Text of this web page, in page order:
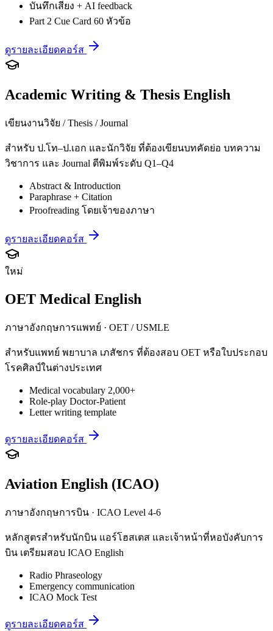
บันทึกเสียง + AI feedback
Part 2 Cue Card 60 หัวข้อ
ดูรายละเอียดคอร์ส
Academic Writing & Thesis English
เขียนงานวิจัย / Thesis / Journal
สำหรับ ป.โท–ป.เอก และนักวิจัย ที่ต้องเขียนบทคัดย่อ บทความ
วิชาการ และ Journal ตีพิมพ์ระดับ Q1–Q4
Abstract & Introduction
Paraphrase + Citation
Proofreading โดยเจ้าของภาษา
ดูรายละเอียดคอร์ส
ใหม่
OET Medical English
ภาษาอังกฤษการแพทย์ · OET / USMLE
สำหรับแพทย์ พยาบาล เภสัชกร ที่ต้องสอบ OET หรือใบประกอบ
โรคศิลป์ในต่างประเทศ
Medical vocabulary 2,000+
Role-play Doctor-Patient
Letter writing template
ดูรายละเอียดคอร์ส
Aviation English (ICAO)
ภาษาอังกฤษการบิน · ICAO Level 4-6
หลักสูตรสำหรับนักบิน แอร์โฮสเตส และเจ้าหน้าที่หอบังคับการ
บิน เตรียมสอบ ICAO English
Radio Phraseology
Emergency communication
ICAO Mock Test
ดูรายละเอียดคอร์ส